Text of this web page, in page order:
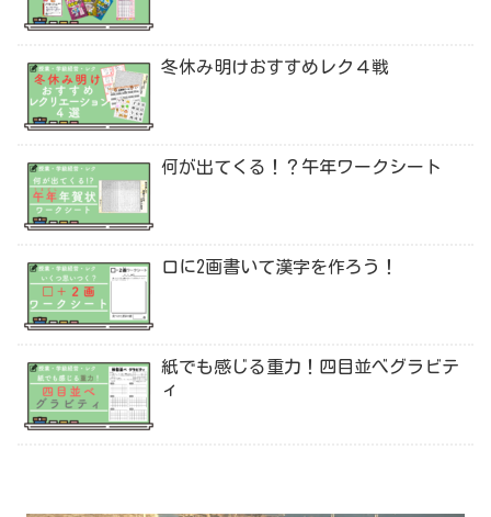
冬休み明けおすすめレク４戦
何が出てくる！？午年ワークシート
口に2画書いて漢字を作ろう！
紙でも感じる重力！四目並べグラビテ
ィ